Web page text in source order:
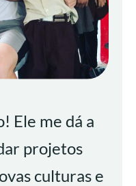
Ele me dá a
projetos
culturas e